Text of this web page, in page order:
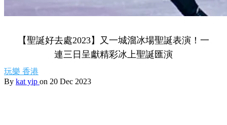
【聖誕好去處2023】又一城溜冰場聖誕表演！一
連三日呈獻精彩冰上聖誕匯演
玩樂 香港
By kat yip on 20 Dec 2023